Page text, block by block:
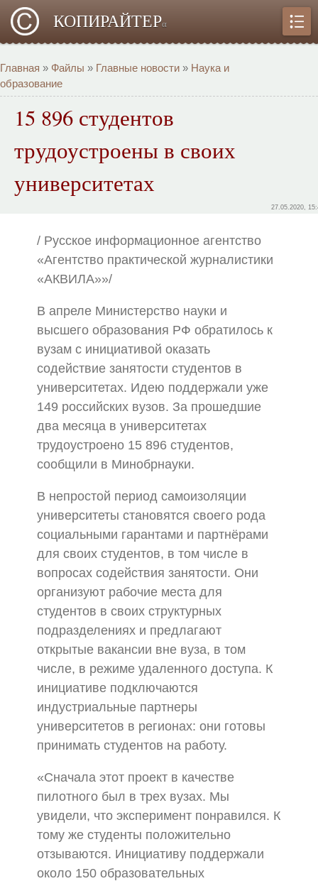
КОПИРАЙТЕРα
Главная » Файлы » Главные новости » Наука и
образование
15 896 студентов
трудоустроены в своих
университетах
27.05.2020,
/ Русское информационное агентство
«Агентство практической журналистики
«АКВИЛА»»/
В апреле Министерство науки и
высшего образования РФ обратилось к
вузам с инициативой оказать
содействие занятости студентов в
университетах. Идею поддержали уже
149 российских вузов. За прошедшие
два месяца в университетах
трудоустроено 15 896 студентов,
сообщили в Минобрнауки.
В непростой период самоизоляции
университеты становятся своего рода
социальными гарантами и партнёрами
для своих студентов, в том числе в
вопросах содействия занятости. Они
организуют рабочие места для
студентов в своих структурных
подразделениях и предлагают
открытые вакансии вне вуза, в том
числе, в режиме удаленного доступа. К
инициативе подключаются
индустриальные партнеры
университетов в регионах: они готовы
принимать студентов на работу.
«Сначала этот проект в качестве
пилотного был в трех вузах. Мы
увидели, что эксперимент понравился. К
тому же студенты положительно
отзываются. Инициативу поддержали
около 150 образовательных